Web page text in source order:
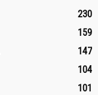
230
159
147
104
101